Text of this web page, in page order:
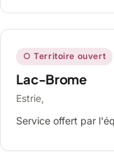
○ Territoire ouvert
Lac-Brome
Estrie,
Service offert par